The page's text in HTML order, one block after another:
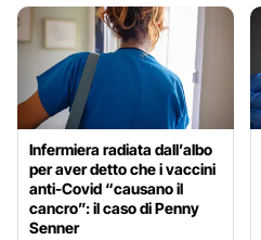
Infermiera radiata dall’albo
per aver detto che i vaccini
anti-Covid “causano il
cancro”: il caso di Penny
Senner